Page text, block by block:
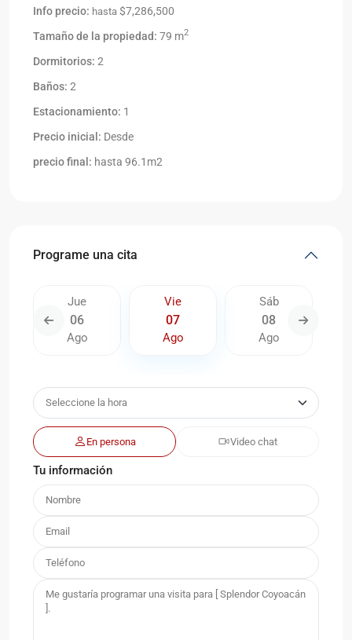
Info precio: hasta $7,286,500
Tamaño de la propiedad: 79 m2
Dormitorios: 2
Baños: 2
Estacionamiento: 1
Precio inicial: Desde
precio final: hasta 96.1m2
Programe una cita
Jue
06
Ago
Vie
07
Ago
Sáb
08
Ago
En persona Video chat
Tu información